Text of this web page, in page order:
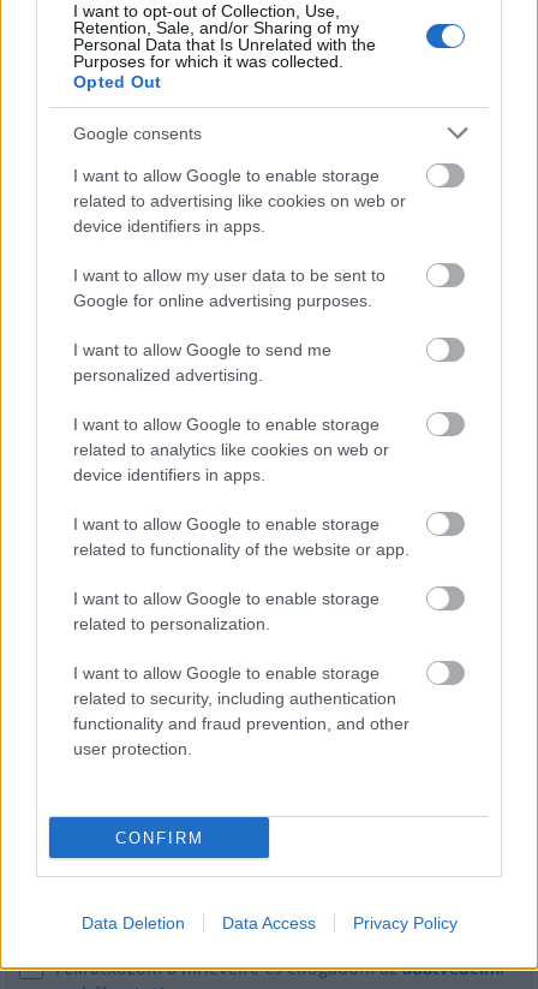
I want to opt-out of Collection, Use,
Retention, Sale, and/or Sharing of my
Personal Data that Is Unrelated with the
Purposes for which it was collected.
Opted Out
Google consents
I want to allow Google to enable storage
related to advertising like cookies on web or
device identifiers in apps.
I want to allow my user data to be sent to
Google for online advertising purposes.
I want to allow Google to send me
personalized advertising.
I want to allow Google to enable storage
related to analytics like cookies on web or
device identifiers in apps.
I want to allow Google to enable storage
related to functionality of the website or app.
I want to allow Google to enable storage
related to personalization.
I want to allow Google to enable storage
related to security, including authentication
functionality and fraud prevention, and other
user protection.
CONFIRM
Data Deletion Data Access Privacy Policy
Fehérvárhoz
Miért kulcsfontosságú a korszerű légtechnika az
egészségügyi intézményekben?
Feliratkozom a hírlevélre és elfogadom azadatvédelmi